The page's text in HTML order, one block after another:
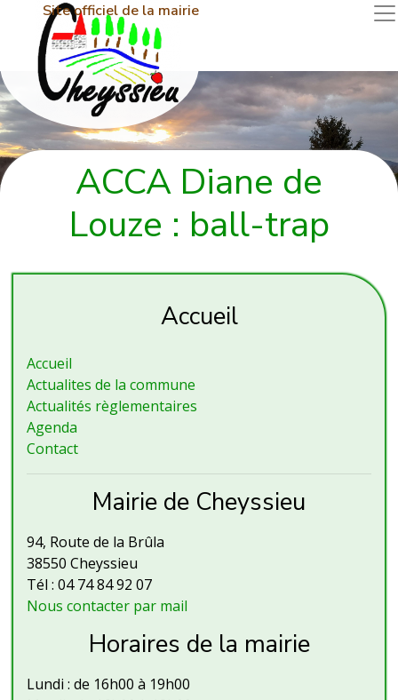
Site officiel de la mairie
ACCA Diane de
Louze : ball-trap
Accueil
Accueil
Actualites de la commune
Actualités règlementaires
Agenda
Contact
Mairie de Cheyssieu
94, Route de la Brûla
38550 Cheyssieu
Tél : 04 74 84 92 07
Nous contacter par mail
Horaires de la mairie
Lundi : de 16h00 à 19h00